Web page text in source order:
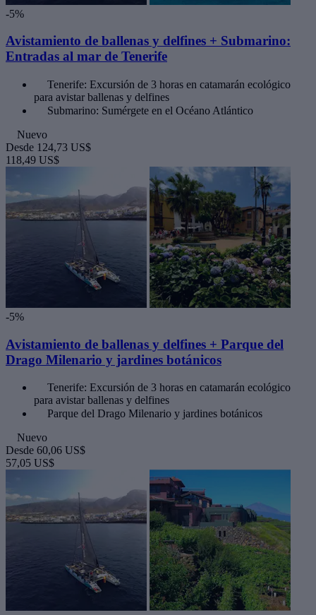
-5%
Avistamiento de ballenas y delfines + Submarino:
Entradas al mar de Tenerife
Tenerife: Excursión de 3 horas en catamarán ecológico
para avistar ballenas y delfines
Submarino: Sumérgete en el Océano Atlántico
Nuevo
Desde 124,73 US$
118,49 US$
-5%
Avistamiento de ballenas y delfines + Parque del
Drago Milenario y jardines botánicos
Tenerife: Excursión de 3 horas en catamarán ecológico
para avistar ballenas y delfines
Parque del Drago Milenario y jardines botánicos
Nuevo
Desde 60,06 US$
57,05 US$